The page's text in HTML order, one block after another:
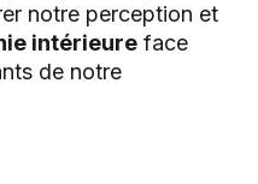
notre perception et
intérieure face
de notre